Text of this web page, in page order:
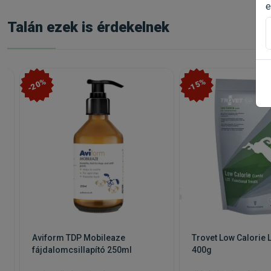
Nyersfehérje 22%, nyerszsír 12%, nyershamu 6,5%,
zsírsavak 1,4%, EPA 0,3%.
Etetési útmutató:
A napi adagot a kutya mérete, testsúlya és aktivitása
javaslatra alkalmazható.
Kapható kiszerelések: Exclusion Dog Mobility Pork &
Medium & Large Breed 12kg
Talán ezek is érdekelnek
-20%
Aviform TDP Mobileaze
fájdalomcsillapító 250ml
-15%
Trovet Low Calorie
400g